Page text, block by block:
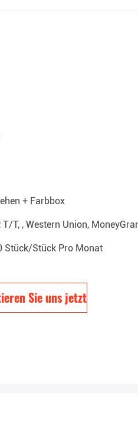
+ Farbbox
T/T, , Western Union,
Stück/Stück Pro Monat
Sie uns jetzt